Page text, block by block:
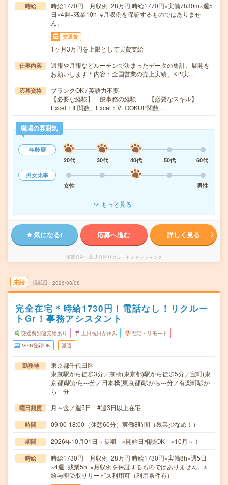
時給
時給1770円 月収例 28万円 時給1770円×実働7h30m×週5
日×4週+残業10h ※月収例を保証するものではありませ
ん。
交通費
1ヶ月3万円を上限として実費支給
仕事内容
週報や月報などルーチンで決まったデータの集計、展開を
お願いします＊内容：全国営業の売上実績、KPI実…
応募資格
ブランクOK / 英語力不要
【必要な経験】一般事務の経験 【必要なスキル】
Excel：IF関数、Excel：VLOOKUP関数…
職場の雰囲気
年齢層
20代
30代 40代 50代
60代
男女比率
女性
男性
もっと見る
気になる! 応募へ進む 詳しく見る
派遣会社 株式会社リクルートスタッフィング
未読 掲載日 2026/08/08
完全在宅＊時給1730円！電話なし！リクルー
トGr！事務アシスタント
交通費別途支給あり 土日祝日が休み 在宅・リモート
WEB登録OK 派遣
勤務地
東京都千代田区
東京駅から徒歩3分／京橋(東京都)駅から徒歩5分／宝町(東
京都)駅から---分／日本橋(東京都)駅から---分／有楽町駅か
ら---分
曜日頻度 月～金／週5日 #週3日以上在宅
時間 09:00-18:00（休憩60分）実働8時間（残業少なめ！）
期間 2026年10月01日～長期 ※開始日相談OK ※10月～！
時給
時給1730円 月収例 28万円 時給1730円×実働8h×週5日
×4週+残業5h ※月収例を保証するものではありません。※
給与即受取りサービス利用可（利用条件有）